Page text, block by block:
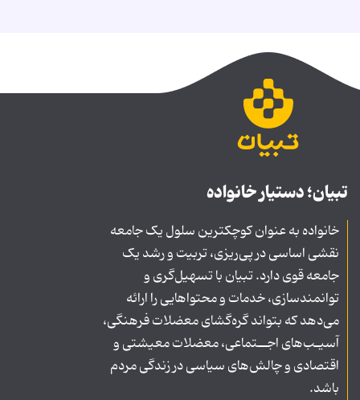
تبیان؛ دستیار خانواده
خانواده به عنوان کوچکترین سلول یک جامعه
نقشی اساسی در پی‌ریزی، تربیت و رشد یک
جامعه قوی دارد. تبیان با تسهیل‌گری و
توانمندسازی، خدمات و محتواهایی را ارائه
می‌دهد که بتواند گره‌گشای معضلات فرهنگی،
آسیـب‌های اجــتماعی، معضلات معیشتی و
اقتصادی و چالش‌های سیاسی در زندگی مردم
باشد.